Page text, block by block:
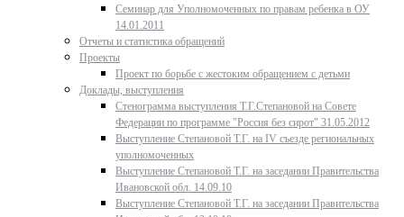
Семинар для Уполномоченных по правам ребенка в ОУ
14.01.2011
Отчеты и статистика обращений
Проекты
Проект по борьбе с жестоким обращением с детьми
Доклады, выступления
Стенограмма выступления Т.Г.Степановой на Совете
Федерации по программе "Россия без сирот" 31.05.2012
Выступление Степановой Т.Г. на IV съезде региональных
уполномоченных
Выступление Степановой Т.Г. на заседании Правительства
Ивановской обл. 14.09.10
Выступление Степановой Т.Г. на заседании Правительства